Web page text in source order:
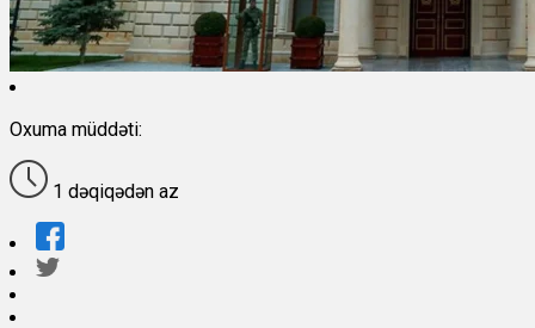
Oxuma müddəti:
1 dəqiqədən az